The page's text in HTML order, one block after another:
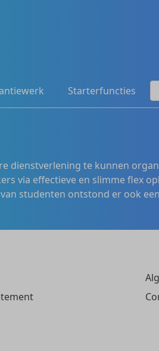
Starterfuncties
dienstverlening te kunnen
via effectieve en slimme flex
studenten ontstond er ook